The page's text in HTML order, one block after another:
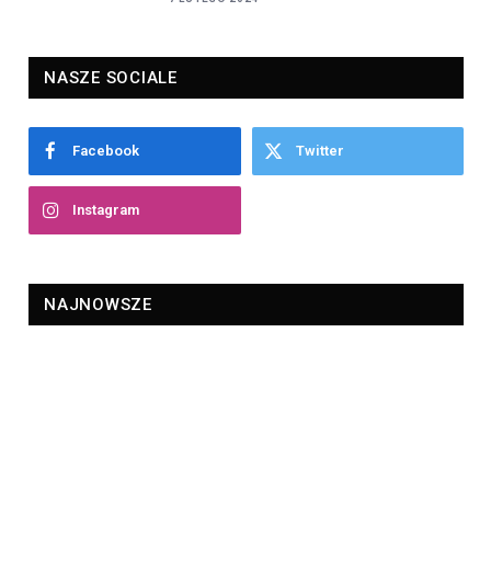
NASZE SOCIALE
Facebook Twitter
Instagram
NAJNOWSZE